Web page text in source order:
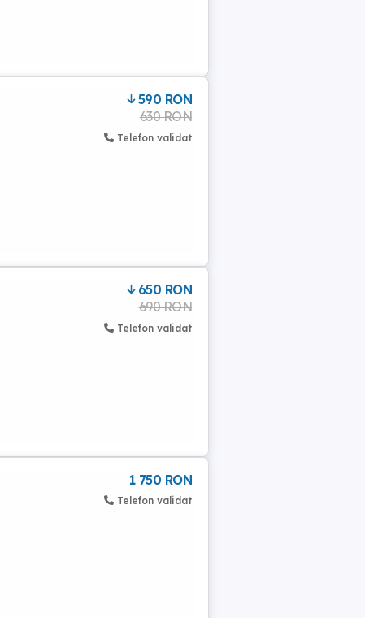
590 RON
630 RON
Telefon validat
650 RON
690 RON
Telefon validat
1 750 RON
Telefon validat